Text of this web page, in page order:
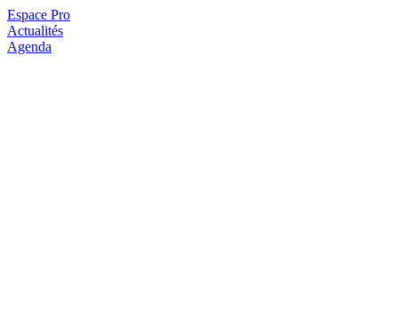
Espace Pro
Actualités
Agenda